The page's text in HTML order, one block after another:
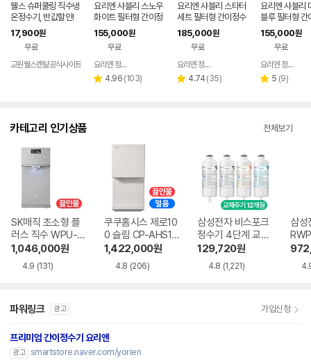
웰스 슈퍼쿨링 직수냉
온정수기, 반값할인!
17,900원
무료
교원웰스렌탈공식사이트
요리엔 샤블리 스노우
화이트 필터형 간이정
수기 ( 필터 1개 포함)
155,000원
무료
페이
요리엔 정수기 공식몰
별 4.96 리
(103)
요리엔 샤블리 스타터
세트 필터형 간이정수
기 (본품 + 필터 3pac
ks)
185,000원
무료
페이
요리엔 정수기 공식몰
별 4.74 리
(35)
요리엔 샤블리
블루 필터형 간
기 ( 필터 1개
155,000원
무료
요리엔 정수기 공식몰
별 5 리
(9)
카테고리 인기상품 전체보기
SK매직 초소형 플
러스 직수 WPU-J
AC115SNS
1,046,000원
4.9 (131)
쿠쿠홈시스 제로10
0 슬림 CP-AHS10
0HEW
1,422,000원
4.8 (206)
삼성전자 비스포크
정수기 4단계 교체
용 정수필터 HAF-
HIN
129,720원
4.8 (1,221)
삼성
파워링크 광고 가입신청
프리미엄 간이정수기 요리엔
광고 smartstore.naver.com/yorien